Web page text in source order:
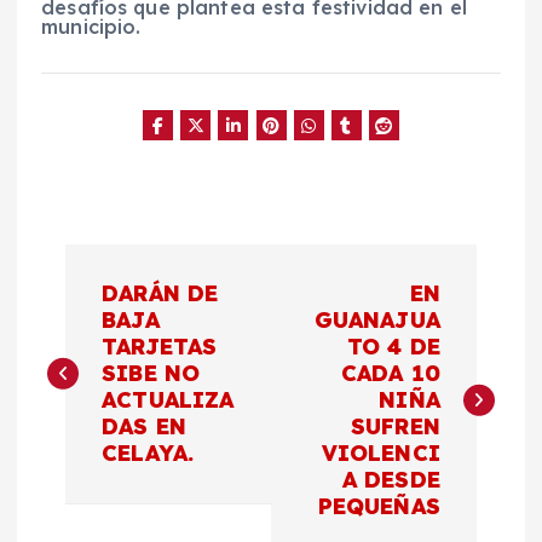
desafíos que plantea esta festividad en el
municipio.
v
DARÁN DE
BAJA
TARJETAS
SIBE NO
ACTUALIZA
DAS EN
CELAYA.
EN
GUANAJUA
TO 4 DE
CADA 10
NIÑA
SUFREN
VIOLENCI
A DESDE
PEQUEÑAS